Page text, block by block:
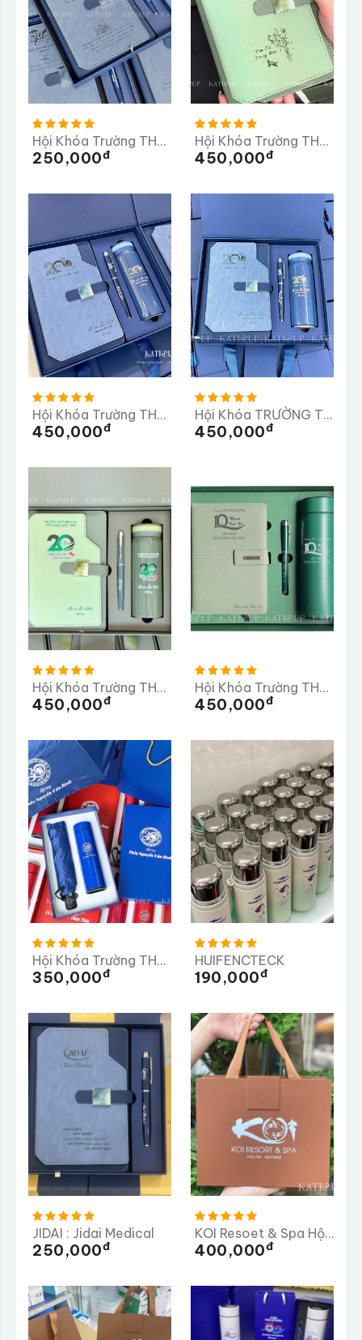
Hội Khóa Trường THCS Tần Quang Khải 20 Năm Trở Về Trường
250,000Đ
Hội Khóa Trường THPT Bán Krông Pầk
450,000Đ
Hội Khóa Trường THPT Bình MInh
450,000Đ
Hội Khóa TRƯỜNG THPT CƯ JÚT
450,000Đ
Hội Khóa Trường THPT Đội Cấn
450,000Đ
Hội Khóa Trường THPT HÀM RÔNG
450,000Đ
Hội Khóa Trường THPT Số 2 Nghĩa Hành Quảng Ngãi
350,000Đ
HUIFENCTECK
190,000Đ
JIDAI : Jidai Medical
250,000Đ
KOI Resoet & Spa Hội An
400,000Đ